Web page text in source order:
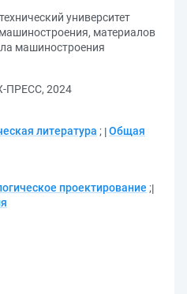
университет
материалов
машиностроения
ПРЕСС, 2024
литература ; Общая
проектирование ;